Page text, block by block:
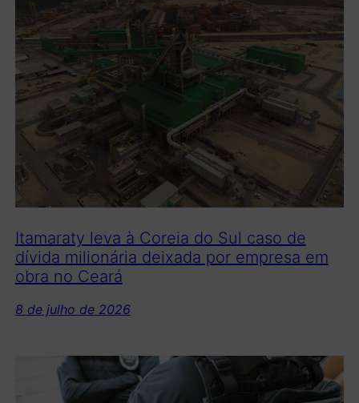
Itamaraty leva à Coreia do Sul caso de
dívida milionária deixada por empresa em
obra no Ceará
8 de julho de 2026